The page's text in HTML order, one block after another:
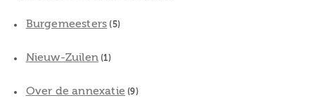
Burgemeesters (5)
Nieuw-Zuilen (1)
Over de annexatie (9)